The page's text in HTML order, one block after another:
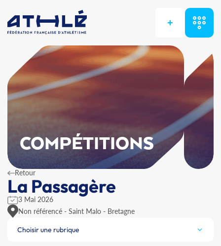
+
COMPÉTITIONS
Retour
La Passagère
3 Mai 2026
Non référencé - Saint Malo - Bretagne
Choisir une rubrique